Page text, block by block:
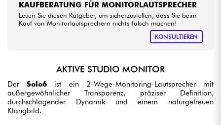
KAUFBERATUNG FÜR MONITORLAUTSPRECHER
Lesen Sie diesen Ratgeber, um sicherzustellen, dass Sie beim
Kauf von Monitorlautsprechern nichts falsch machen!
KONSULTIEREN
AKTIVE STUDIO MONITOR
DerSolo6 ist ein 2-Wege-Monitoring-Lautsprecher mit
außergewöhnlicher Transparenz, präziser Definition,
durchschlagender Dynamik und einem naturgetreuen
Klangbild.